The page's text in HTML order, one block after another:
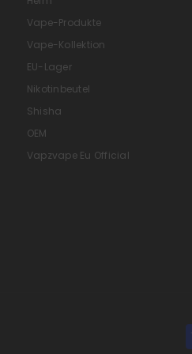
Vape-Produkte
Vape-Kollektion
EU-Lager
Nikotinbeutel
Shisha
OEM
Vapzvape Eu Official